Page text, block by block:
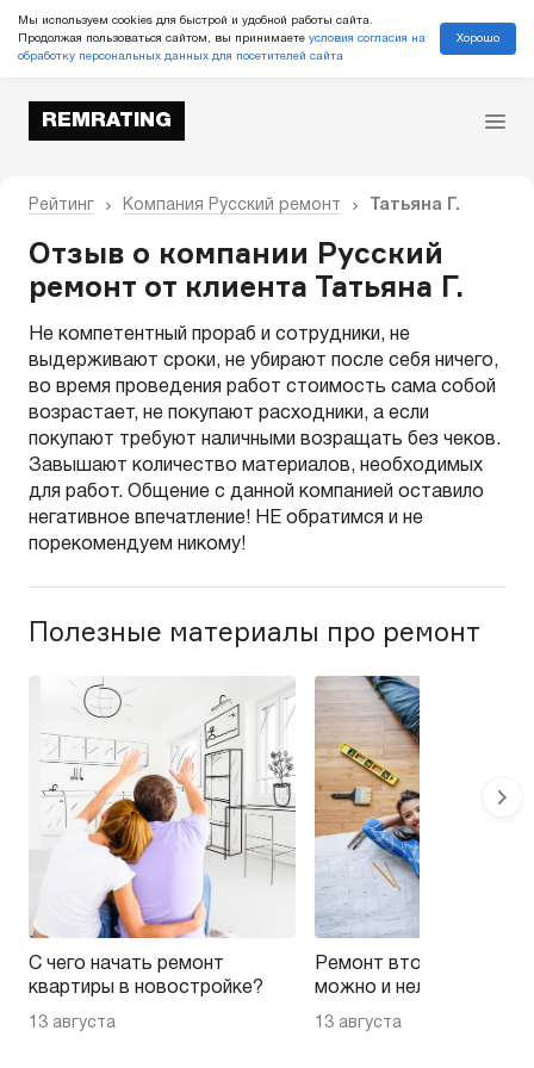
Мы используем cookies для быстрой и удобной работы сайта.
Продолжая пользоваться сайтом, вы принимаете условия согласия на
обработку персональных данных для посетителей сайта
Хорошо
REMRATING
Рейтинг Компания Русский ремонт Татьяна Г.
Отзыв о компании Русский
ремонт от клиента Татьяна Г.
Не компетентный прораб и сотрудники, не
выдерживают сроки, не убирают после себя ничего,
во время проведения работ стоимость сама собой
возрастает, не покупают расходники, а если
покупают требуют наличными возращать без чеков.
Завышают количество материалов, необходимых
для работ. Общение с данной компанией оставило
негативное впечатление! НЕ обратимся и не
порекомендуем никому!
Полезные материалы про ремонт
С чего начать ремонт
квартиры в новостройке?
13 августа
Ремонт вторички — на
можно и нельзя
13 августа